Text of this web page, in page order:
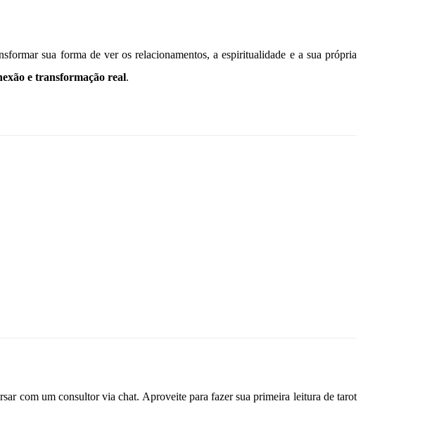
sua forma de ver os relacionamentos, a espiritualidade e a sua própria
e transformação real.
com um consultor via chat. Aproveite para fazer sua primeira leitura de tarot